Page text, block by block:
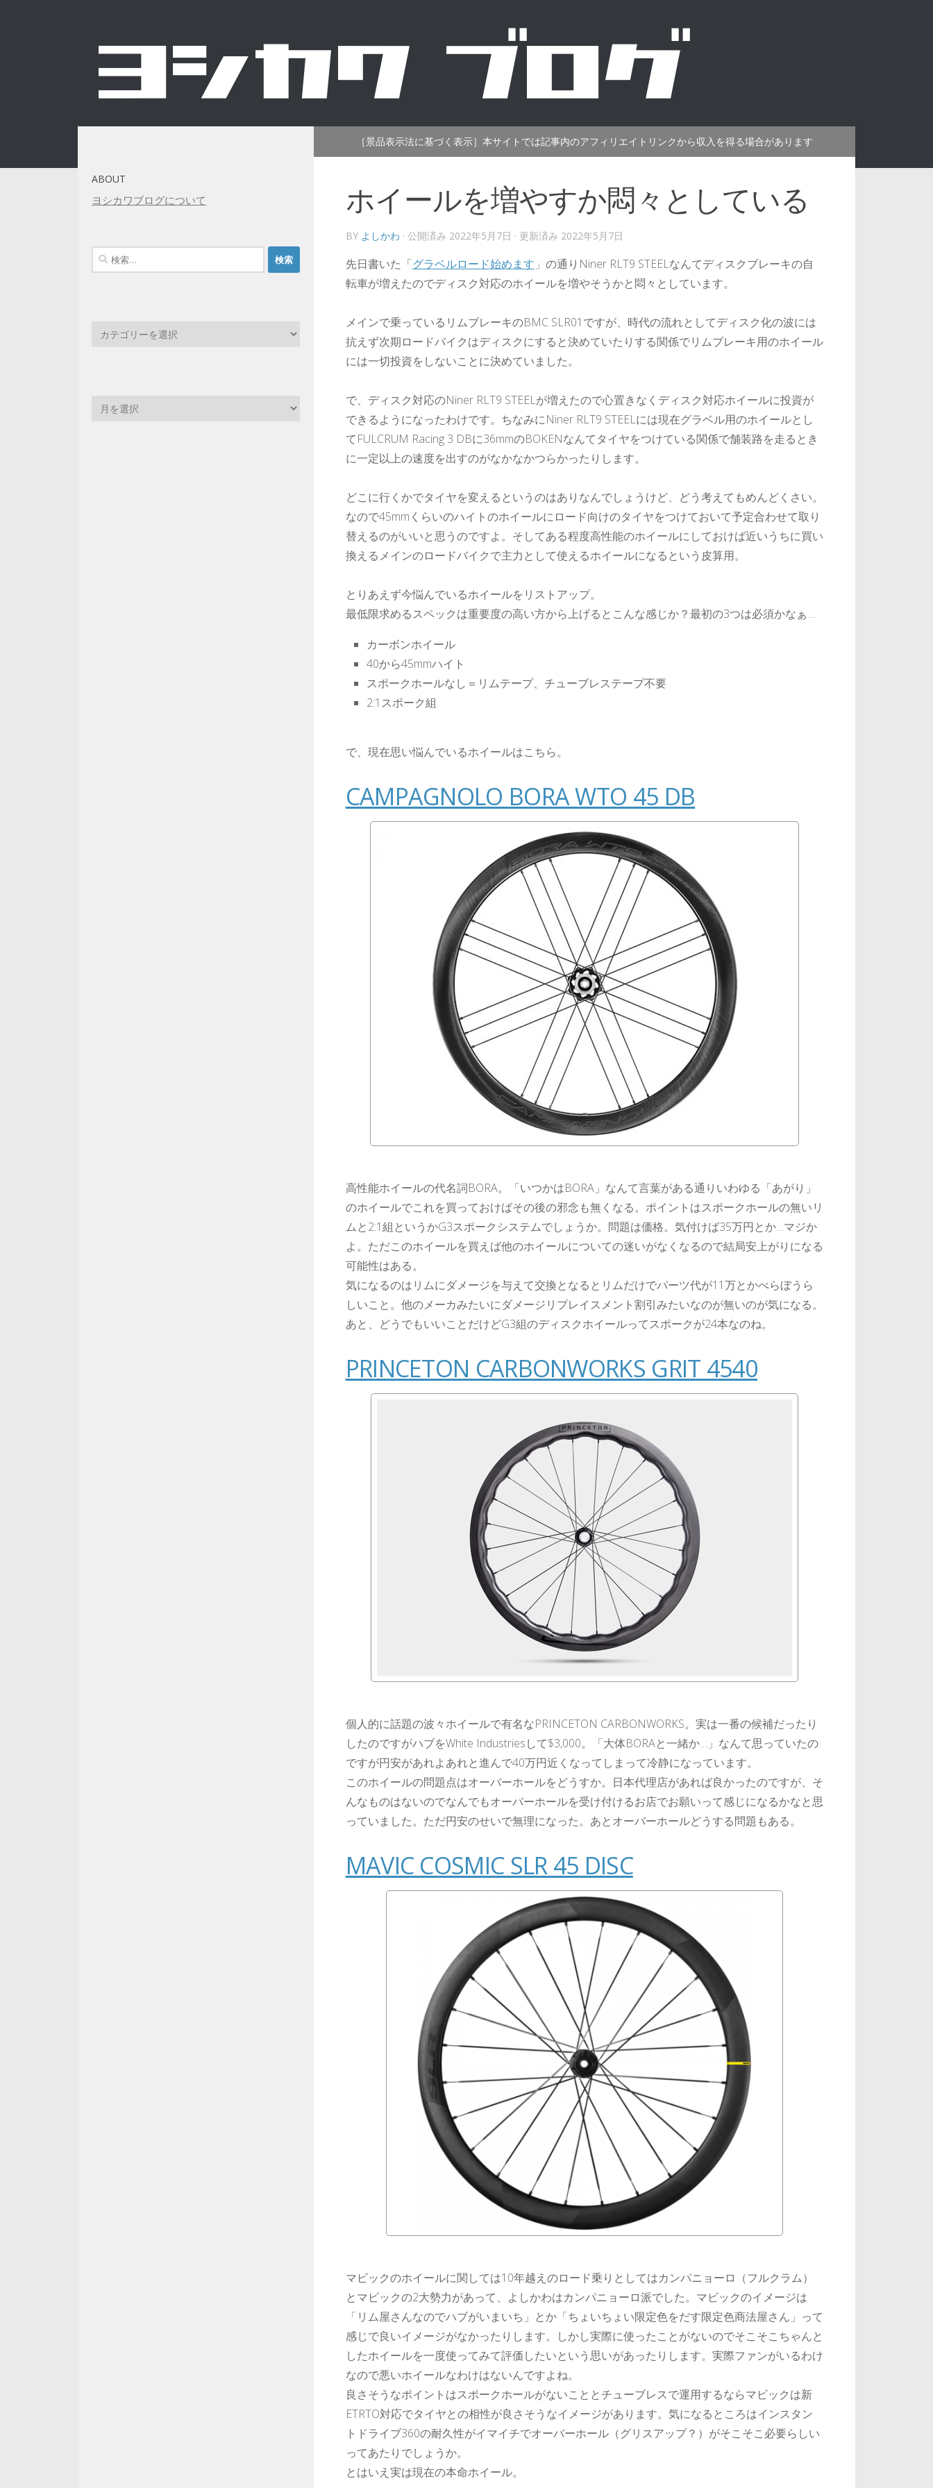
［景品表示法に基づく表示］本サイトでは記事内のアフィリエイトリンクから収入を得る場合があります
ホイールを増やすか悶々としている
BY よしかわ · 公開済み 2022年5月7日 · 更新済み 2022年5月7日
先日書いた「グラベルロード始めます 」の通りNiner RLT9 STEELなんてディスクブレーキの自
転車が増えたのでディスク対応のホイールを増やそうかと悶々としています。
メインで乗っているリムブレーキのBMC SLR01ですが、時代の流れとしてディスク化の波には
抗えず次期ロードバイクはディスクにすると決めていたりする関係でリムブレーキ用のホイール
には一切投資をしないことに決めていました。
で、ディスク対応のNiner RLT9 STEELが増えたので心置きなくディスク対応ホイールに投資が
できるようになったわけです。ちなみにNiner RLT9 STEELには現在グラベル用のホイールとし
てFULCRUM Racing 3 DBに36mmのBOKENなんてタイヤをつけている関係で舗装路を走るとき
に一定以上の速度を出すのがなかなかつらかったりします。
どこに行くかでタイヤを変えるというのはありなんでしょうけど、どう考えてもめんどくさい。
なので45mmくらいのハイトのホイールにロード向けのタイヤをつけておいて予定合わせて取り
替えるのがいいと思うのですよ。そしてある程度高性能のホイールにしておけば近いうちに買い
換えるメインのロードバイクで主力として使えるホイールになるという皮算用。
とりあえず今悩んでいるホイールをリストアップ。
最低限求めるスペックは重要度の高い方から上げるとこんな感じか？最初の3つは必須かなぁ…
カーボンホイール
40から45mmハイト
スポークホールなし＝リムテープ、チューブレステープ不要
2:1スポーク組
で、現在思い悩んでいるホイールはこちら。
CAMPAGNOLO BORA WTO 45 DB
高性能ホイールの代名詞BORA。「いつかはBORA」なんて言葉がある通りいわゆる「あがり」
のホイールでこれを買っておけばその後の邪念も無くなる。ポイントはスポークホールの無いリ
ムと2:1組というかG3スポークシステムでしょうか。問題は価格。気付けば35万円とか…マジか
よ。ただこのホイールを買えば他のホイールについての迷いがなくなるので結局安上がりになる
可能性はある。
気になるのはリムにダメージを与えて交換となるとリムだけでパーツ代が11万とかべらぼうら
しいこと。他のメーカみたいにダメージリプレイスメント割引みたいなのが無いのが気になる。
あと、どうでもいいことだけどG3組のディスクホイールってスポークが24本なのね。
PRINCETON CARBONWORKS GRIT 4540
個人的に話題の波々ホイールで有名なPRINCETON CARBONWORKS。実は一番の候補だったり
したのですがハブをWhite Industriesして$3,000。「大体BORAと一緒か…」なんて思っていたの
ですが円安があれよあれと進んで40万円近くなってしまって冷静になっています。
このホイールの問題点はオーバーホールをどうすか。日本代理店があれば良かったのですが、そ
んなものはないのでなんでもオーバーホールを受け付けるお店でお願いって感じになるかなと思
っていました。ただ円安のせいで無理になった。あとオーバーホールどうする問題もある。
MAVIC COSMIC SLR 45 DISC
マビックのホイールに関しては10年越えのロード乗りとしてはカンパニョーロ（フルクラム）
とマビックの2大勢力があって、よしかわはカンパニョーロ派でした。マビックのイメージは
「リム屋さんなのでハブがいまいち」とか「ちょいちょい限定色をだす限定色商法屋さん」って
感じで良いイメージがなかったりします。しかし実際に使ったことがないのでそこそこちゃんと
したホイールを一度使ってみて評価したいという思いがあったりします。実際ファンがいるわけ
なので悪いホイールなわけはないんですよね。
良さそうなポイントはスポークホールがないこととチューブレスで運用するならマビックは新
ETRTO対応でタイヤとの相性が良さそうなイメージがあります。気になるところはインスタン
トドライブ360の耐久性がイマイチでオーバーホール（グリスアップ？）がそこそこ必要らしい
ってあたりでしょうか。
とはいえ実は現在の本命ホイール。
ABOUT
ヨシカワブログについて
検
索: